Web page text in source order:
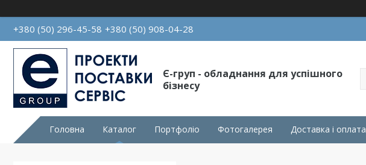
+380 (50) 296-45-58 +380 (50) 908-04-28
Є-груп - обладнання для успішного
бізнесу
Головна Каталог Портфоліо Фотогалерея Доставка і оплата